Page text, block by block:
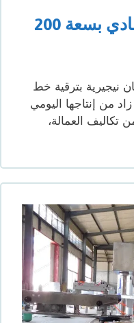
تم إعداد خط إنتاج الزبادي بسعة 200
بترقية خط
لتر، مما زاد من إنتاجها اليومي
تكاليف العمالة،